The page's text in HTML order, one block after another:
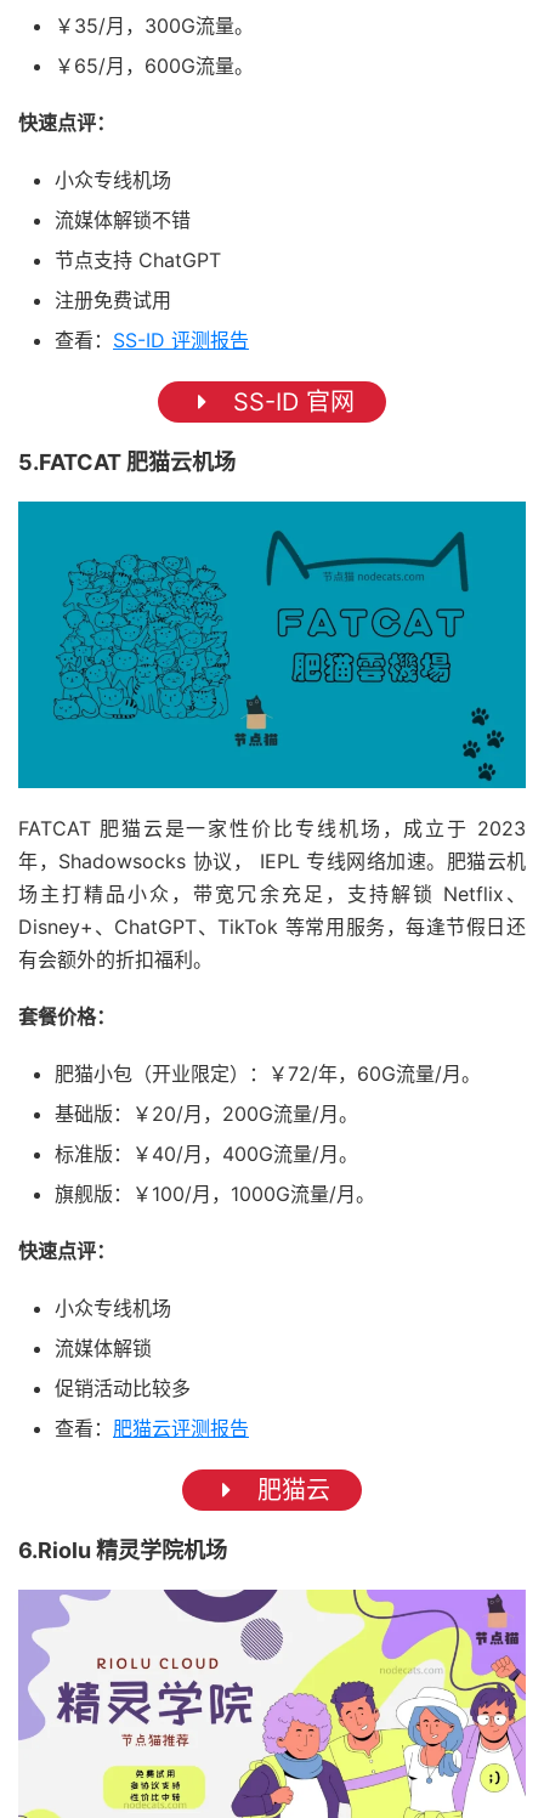
￥35/月，300G流量。
￥65/月，600G流量。
快速点评：
小众专线机场
流媒体解锁不错
节点支持 ChatGPT
注册免费试用
查看： SS-ID 评测报告
SS-ID 官网
5.FATCAT 肥猫云机场
FATCAT 肥猫云是一家性价比专线机场，成立于 2023
年，Shadowsocks 协议， IEPL 专线网络加速。肥猫云机
场主打精品小众，带宽冗余充足，支持解锁 Netflix、
Disney+、ChatGPT、TikTok 等常用服务，每逢节假日还
有会额外的折扣福利。
套餐价格：
肥猫小包（开业限定）：￥72/年，60G流量/月。
基础版：￥20/月，200G流量/月。
标准版：￥40/月，400G流量/月。
旗舰版：￥100/月，1000G流量/月。
快速点评：
小众专线机场
流媒体解锁
促销活动比较多
查看： 肥猫云评测报告
肥猫云
6.Riolu 精灵学院机场